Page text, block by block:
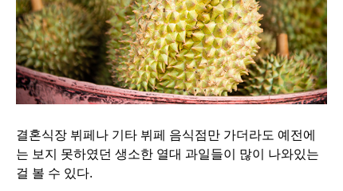
결혼식장 뷔페나 기타 뷔페 음식점만 가더라도 예전에
는 보지 못하였던 생소한 열대 과일들이 많이 나와있는
걸 볼 수 있다.